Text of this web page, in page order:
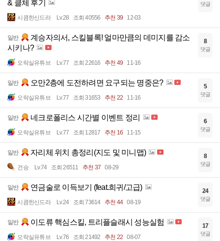
& 클체 후기
시큼한신드라 Lv.28 조회 40556 추천 39 12-03
댓글
일반
계승자의서, 스킬블록! 얼마만큼의 데미지를 감소
시키나?
오락실유튜브 Lv.77 조회 22616 추천 49 11-16
8
댓글
일반 오만2층에 도전하려면 요구되는 명중은?
오락실유튜브 Lv.77 조회 31653 추천 22 11-16
5
댓글
일반 네크로폴리스 시간별 이벤트 정리
오락실유튜브 Lv.77 조회 12817 추천 16 11-15
6
댓글
일반 자리체 위치 총정리(지도 및 미니맵)
건승 Lv.74 조회 26511 추천 37 08-29
8
댓글
일반 연금술로 이득보기 (feat.희귀/고급)
시큼한신드라 Lv.24 조회 73614 추천 44 08-19
24
댓글
일반 이도류 핵심스킬, 트리플슬래시 성능실험
오락실유튜브 Lv.76 조회 21492 추천 22 08-07
17
댓글